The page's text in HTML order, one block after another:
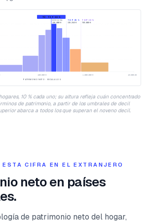
100.000 € 1.000.000 € 10.000.000 €
PATRIMONIO NETO · ESCALA LOG
MEDIANA
159.000 €
TOP 25 %
339.250 €
TOP 10 %
703.000 €
TÚ · TOP 50 %
10 % cada uno; su altura refleja cuán concentrado
de patrimonio, a partir de los umbrales de decil
abarca a todos los que superan el noveno decil.
CIFRA EN EL EXTRANJERO
neto en países
de patrimonio neto del hogar,